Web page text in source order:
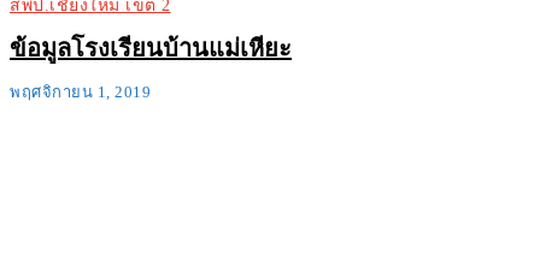
สพป.เชียงใหม่ เขต 2
ข้อมูลโรงเรียนบ้านแม่เหียะ
พฤศจิกายน 1, 2019